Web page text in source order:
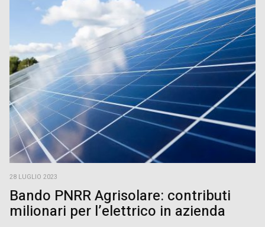
28 LUGLIO 2023
Bando PNRR Agrisolare: contributi
milionari per l’elettrico in azienda